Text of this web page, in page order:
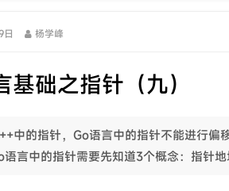
日 杨学峰
基础之指针（九）
中的指针，Go语言中的指针不能进行偏
语言中的指针需要先知道3个概念：指针地